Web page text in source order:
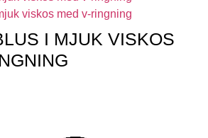
I MJUK VISKOS